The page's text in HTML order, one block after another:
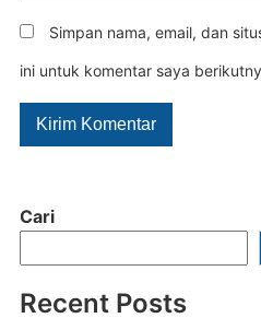
Cari
Recent Posts
Simpan nama, email, dan
ini untuk komentar saya